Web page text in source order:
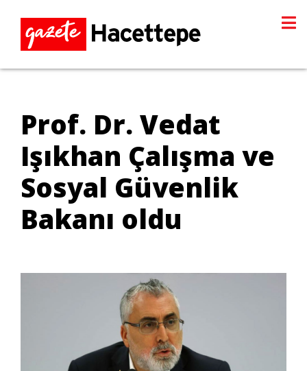
Prof. Dr. Vedat
Işıkhan Çalışma ve
Sosyal Güvenlik
Bakanı oldu